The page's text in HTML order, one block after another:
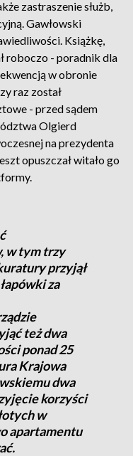
zastraszenie służb,
Gawłowski
Książkę,
roboczo - poradnik dla
w obronie
raz został
- przed sądem
Olgierd
na prezydenta
opuszczał witało go
w tym trzy
przyjął
za
też dwa
ponad 25
Krajowa
dwa
korzyści
w
apartamentu